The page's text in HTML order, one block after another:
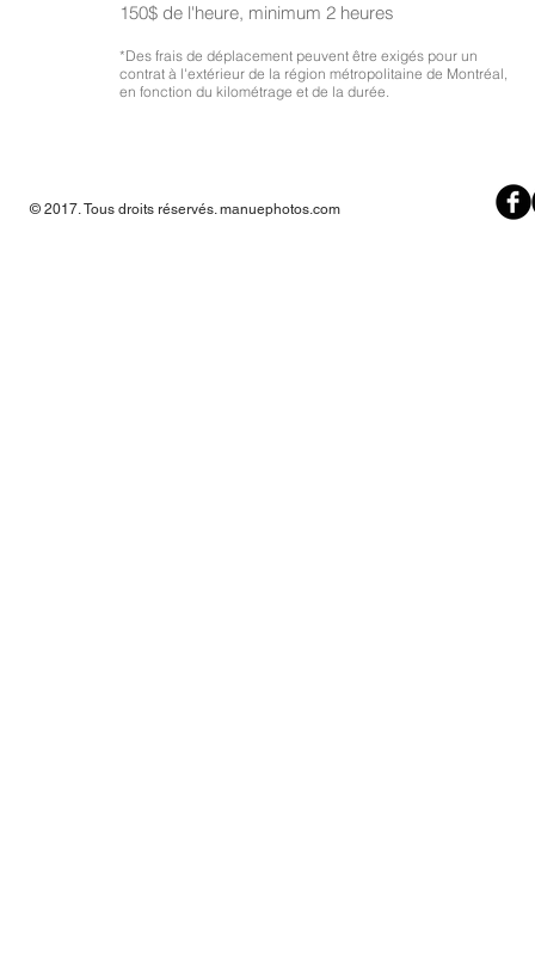
150$ de l'heure, minimum 2 heures
*Des frais de déplacement peuvent être exigés pour un
contrat à l'extérieur de la région métropolitaine de Montréal,
en fonction du kilométrage et de la durée.
© 2017. Tous droits réservés. manuephotos.com